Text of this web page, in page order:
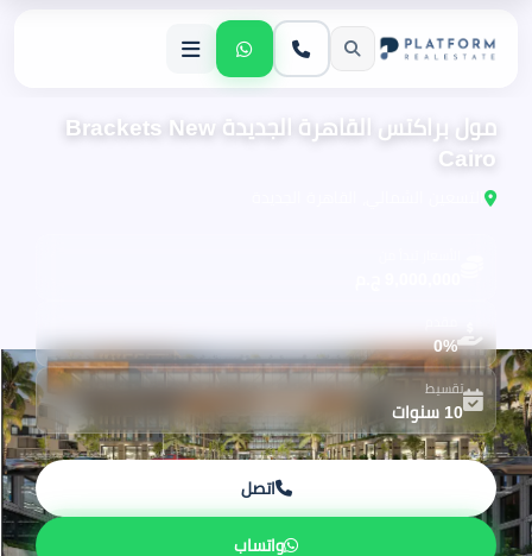
مول براكتس القاهرة الجديدة Brackets New
Cairo
0%
تقسيط
10 سنوات
اتصل
واتساب